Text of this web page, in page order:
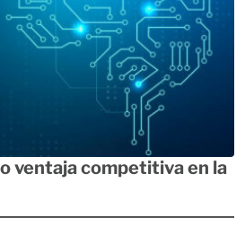
ventaja competitiva en la